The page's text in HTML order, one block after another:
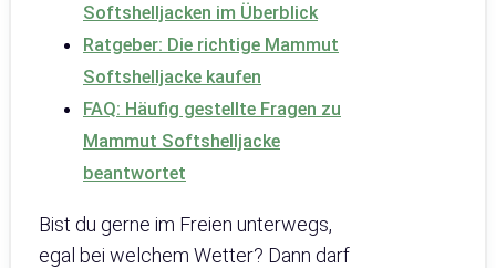
Softshelljacken im Überblick
Ratgeber: Die richtige Mammut
Softshelljacke kaufen
FAQ: Häufig gestellte Fragen zu
Mammut Softshelljacke
beantwortet
Bist du gerne im Freien unterwegs,
egal bei welchem Wetter? Dann darf